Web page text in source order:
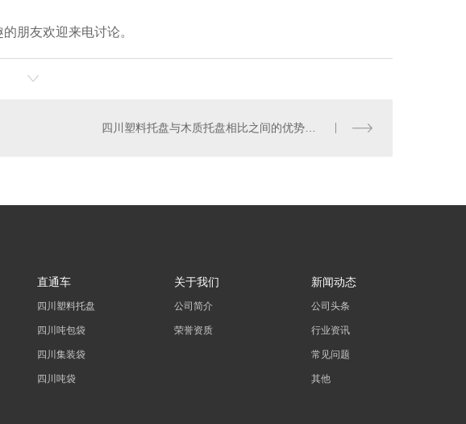
朋友欢迎来电讨论。
四川塑料托盘与木质托盘相比之间的优势在于什么
直通车
四川塑料托盘
四川吨包袋
四川集装袋
四川吨袋
关于我们
公司简介
荣誉资质
新闻动态
公司头条
行业资讯
常见问题
其他